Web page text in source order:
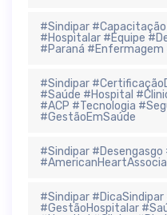
#Sindipar
#Hospitalar #Equipe
#Paraná #Enfermagem
#Sindipar
#Saúde #Hospital
#ACP #Tecnologia
#GestãoEmSaúde
#Sindipar
#Sindipar
#GestãoHospitalar